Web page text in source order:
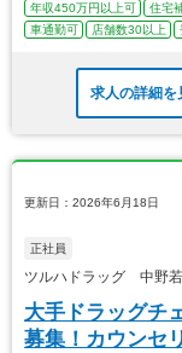
年収450万円以上可 住宅
車通勤可
店舗数30以上
求人の詳細を
更新日：2026年6月18日
正社員
ツルハドラッグ 中野
大手ドラッグチ
募集！カウンセ